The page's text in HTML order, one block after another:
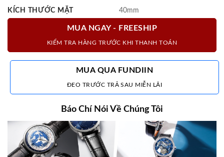
KÍCH THƯỚC MẶT 40mm
MUA NGAY - FREESHIP
KIỂM TRA HÀNG TRƯỚC KHI THANH TOÁN
MUA QUA FUNDIIN
ĐEO TRƯỚC TRẢ SAU MIỄN LÃI
Báo Chí Nói Về Chúng Tôi